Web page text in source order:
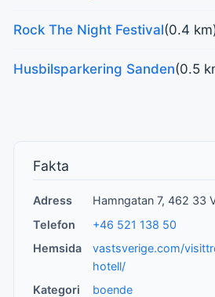
Rock The Night Festival(0.4
Husbilsparkering Sanden(0.5
Fakta
Adress
Hamngatan 7, 462 33
Telefon
+46 521 138 50
Hemsida
vastsverige.com/
hotell/
Kategori
boende